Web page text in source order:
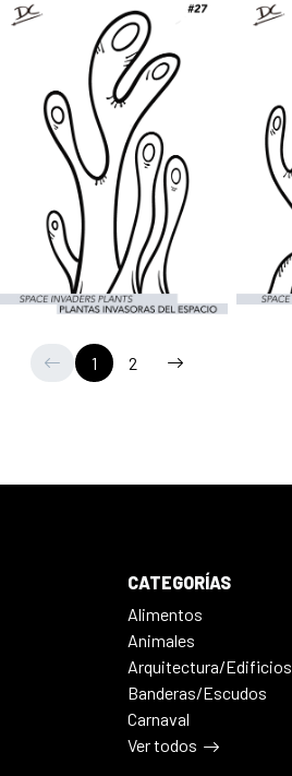
1 2
CATEGORÍAS
Alimentos
Animales
Arquitectura/Edificios
Banderas/Escudos
Carnaval
Ver todos